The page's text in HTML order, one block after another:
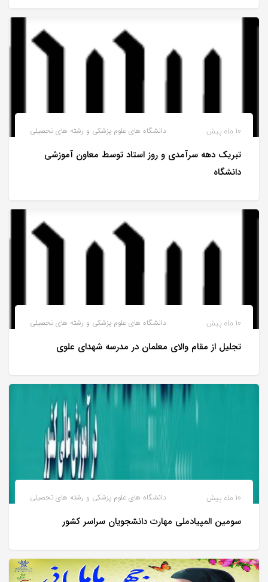
دانشگاه های علوم پزشکی و رشته های تحصیلی 10 ماه پیش
تبریک دهه سرآمدی و روز استاد توسط معاون آموزشی
دانشگاه
دانشگاه های علوم پزشکی و رشته های تحصیلی 10 ماه پیش
تجلیل از مقام والای معلمان در مدرسه شهدای علوی
دانشگاه های علوم پزشکی و رشته های تحصیلی 10 ماه پیش
سومین المپیادملی مهارت دانشجویان سراسر کشور